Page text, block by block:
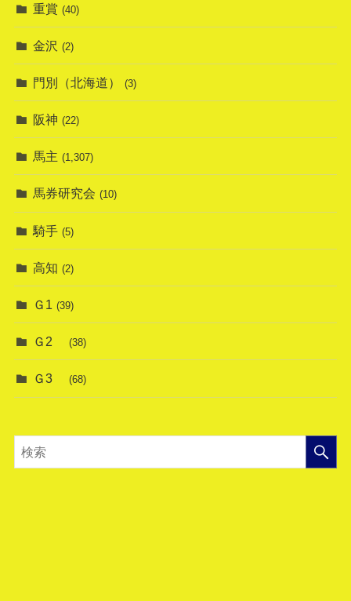
重賞 (40)
金沢 (2)
門別（北海道） (3)
阪神 (22)
馬主 (1,307)
馬券研究会 (10)
騎手 (5)
高知 (2)
Ｇ1 (39)
Ｇ2 (38)
Ｇ3 (68)